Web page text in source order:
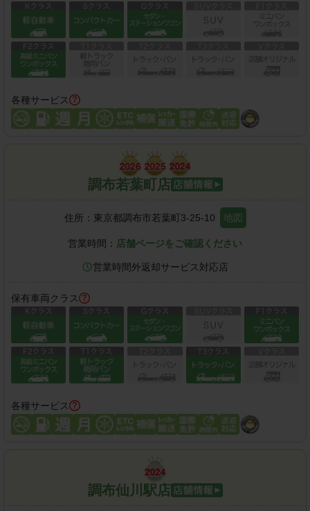
各種サービス
調布若葉町店
住所： 東京都調布市若葉町3-25-10 地図
営業時間： 店舗ページをご確認ください
営業時間外返却サービス対応店
保有車両クラス
各種サービス
調布仙川駅店